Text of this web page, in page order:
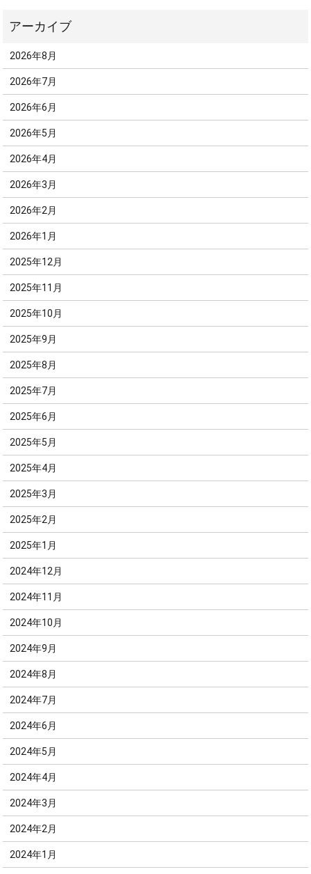
2026年8月
2026年7月
2026年6月
2026年5月
2026年4月
2026年3月
2026年2月
2026年1月
2025年12月
2025年11月
2025年10月
2025年9月
2025年8月
2025年7月
2025年6月
2025年5月
2025年4月
2025年3月
2025年2月
2025年1月
2024年12月
2024年11月
2024年10月
2024年9月
2024年8月
2024年7月
2024年6月
2024年5月
2024年4月
2024年3月
2024年2月
2024年1月